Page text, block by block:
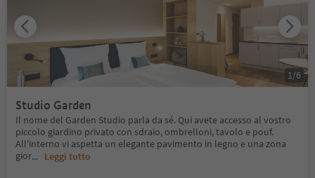
Studio Garden
Il nome del Garden Studio parla da sé. Qui avete accesso al vostro
piccolo giardino privato con sdraio, ombrelloni, tavolo e pouf.
All'interno vi aspetta un elegante pavimento in legno e una zona
gior... Leggi tutto
1 /6